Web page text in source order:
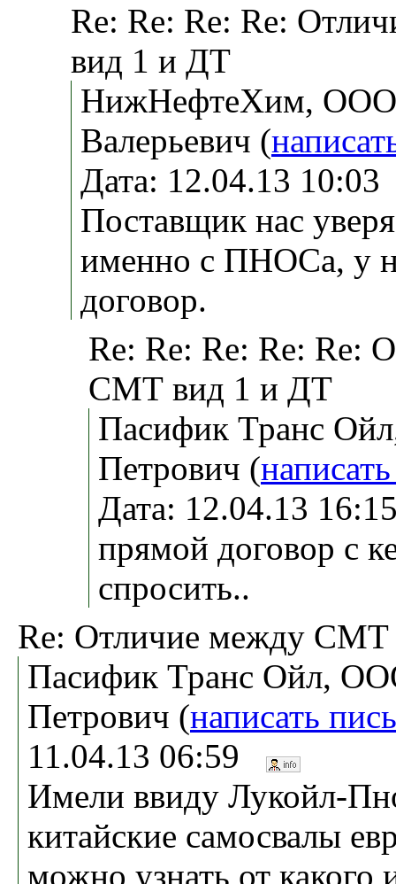
Re: Re: Re: Re:
вид 1 и ДТ
НижНефтеХим, ООО,
Валерьевич (
Дата: 12.04.13
Поставщик нас
именно с ПНОСа, у
договор.
Re: Re: Re: Re: Re:
СМТ вид 1 и ДТ
Пасифик Транс
Петрович (
Дата: 12.04.13
прямой договор с
спросить..
Re: Отличие между
Пасифик Транс Ойл,
Петрович (написать
11.04.13 06:59
Имели ввиду Лукойл-
китайские самосвалы
можно узнать от какого